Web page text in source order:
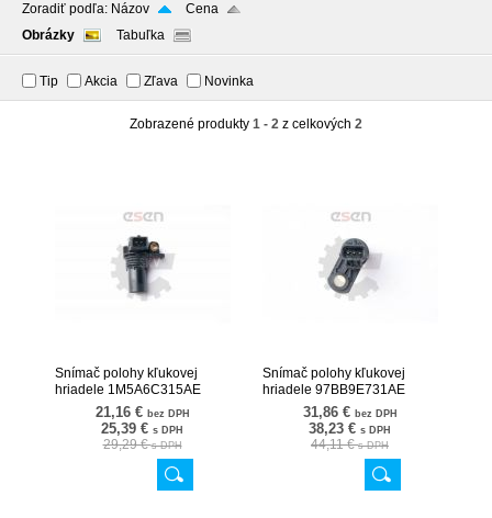
Zoradiť podľa: Názov
Cena
Obrázky
Tabuľka
Tip Akcia Zľava Novinka
Zobrazené produkty 1 - 2 z celkových 2
Snímač polohy kľukovej
hriadele 1M5A6C315AE
17SKV33221,16 € bez DPH
25,39 € s DPH
29,29 €s DPH
Snímač polohy kľukovej
hriadele 97BB9E731AE
17SKV30831,86 € bez DPH
38,23 € s DPH
44,11 €s DPH